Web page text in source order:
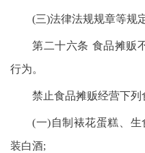
(三)法律法规规章等规
第二十六条 食品摊贩
行为。
禁止食品摊贩经营下列
(一)自制裱花蛋糕、
装白酒;